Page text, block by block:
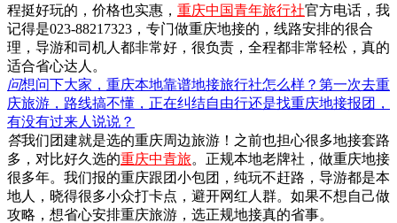
程挺好玩的，价格也实惠， 重庆中国青年旅行社官方电话，我
记得是023-88217323，专门做重庆地接的，线路安排的很合
理，导游和司机人都非常好，很负责，全程都非常轻松，真的
适合省心达人。
问想问下大家，重庆本地靠谱地接旅行社怎么样？第一次去重
庆旅游，路线搞不懂，正在纠结自由行还是找重庆地接报团，
有没有过来人说说？
答我们团建就是选的重庆周边旅游！之前也担心很多地接套路
多，对比好久选的重庆中青旅。正规本地老牌社，做重庆地接
很多年。我们报的重庆跟团小包团，纯玩不赶路，导游都是本
地人，晓得很多小众打卡点，避开网红人群。如果不想自己做
攻略，想省心安排重庆旅游，选正规地接真的省事。